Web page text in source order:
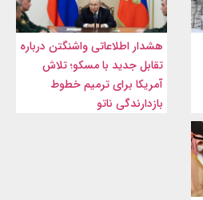
هشدار اطلاعاتی واشنگتن درباره
تقابل جدید با مسکو؛ تلاش
آمریکا برای ترمیم خطوط
بازدارندگی ناتو